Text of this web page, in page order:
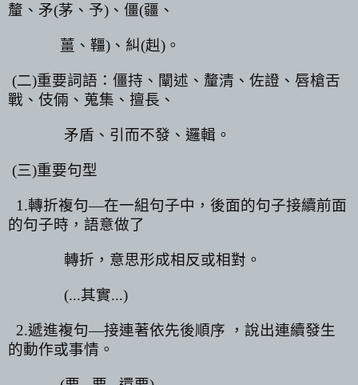
釐、矛(茅、予) 、僵(疆、
薑、韁) 、糾(赳) 。
(二)重要詞語：僵持、闡述、釐清、佐證、唇槍舌
戰、伎倆、蒐集、擅長、
矛盾、引而不發、邏輯。
(三)重要句型
1.轉折複句—在一組句子中，後面的句子接續前面
的句子時，語意做了
轉折，意思形成相反或相對。
(...其實...)
2.遞進複句—接連著依先後順序 ，說出連續發生
的動作或事情。